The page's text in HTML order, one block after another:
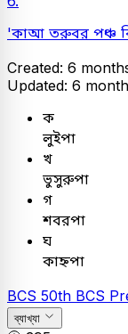
'কাআ তরুবর পঞ্চ
Created: 6
Updated: 6
ক
লুইপা
খ
ভুসুরুপা
গ
শবরপা
ঘ
কাহ্নপা
BCS 50th BCS
ব্যাখ্যা